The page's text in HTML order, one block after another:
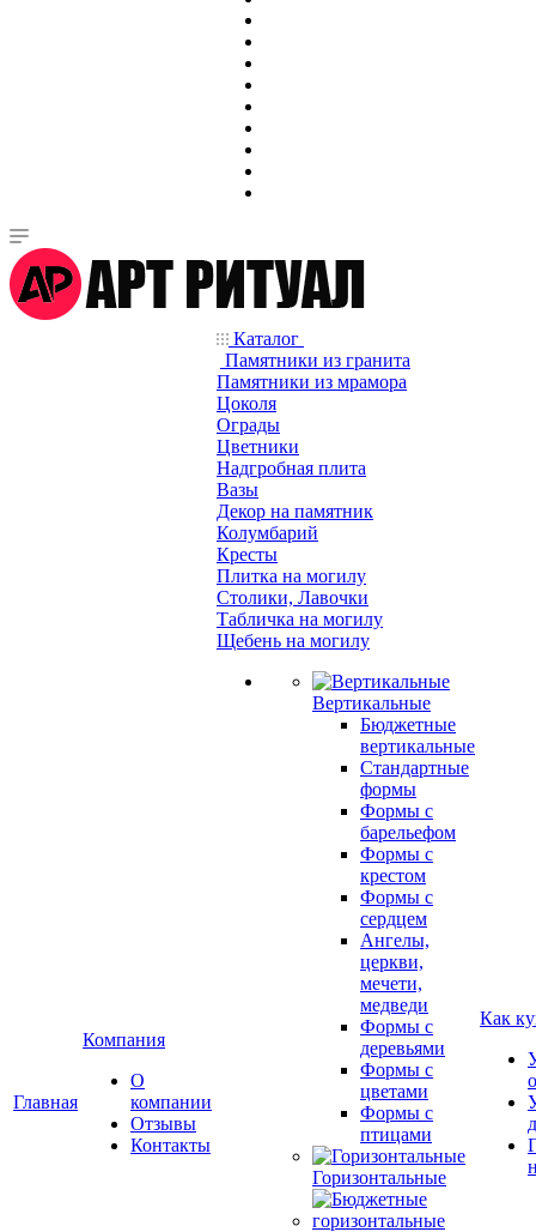
Главная
Компания
О
компании
Отзывы
Контакты
Каталог
Памятники из гранита
Памятники из мрамора
Цоколя
Ограды
Цветники
Надгробная плита
Вазы
Декор на памятник
Колумбарий
Кресты
Плитка на могилу
Столики, Лавочки
Табличка на могилу
Щебень на могилу
Вертикальные
Бюджетные
вертикальные
Стандартные
формы
Формы с
барельефом
Формы с
крестом
Формы с
сердцем
Ангелы,
церкви,
мечети,
медведи
Формы с
деревьями
Формы с
цветами
Формы с
птицами
Горизонтальные
Как